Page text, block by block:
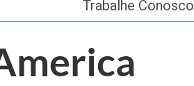
Trabalhe Conosco